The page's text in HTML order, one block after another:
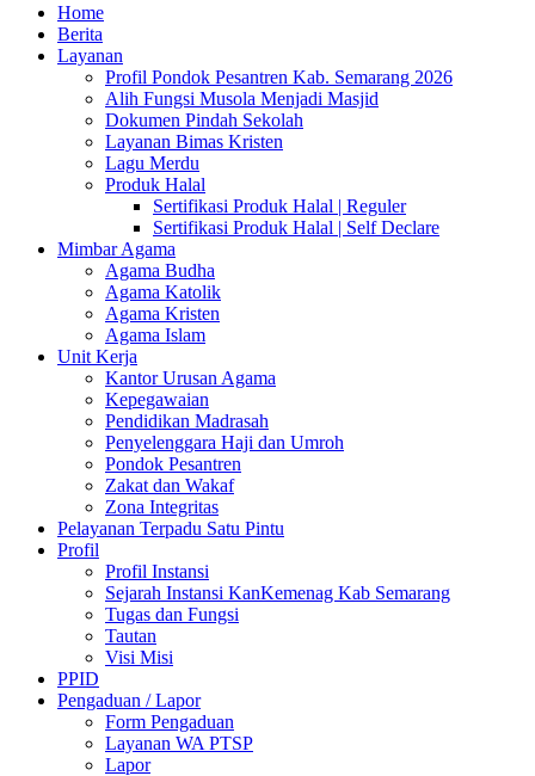
Home
Berita
Layanan
Profil Pondok Pesantren Kab. Semarang 2026
Alih Fungsi Musola Menjadi Masjid
Dokumen Pindah Sekolah
Layanan Bimas Kristen
Lagu Merdu
Produk Halal
Sertifikasi Produk Halal | Reguler
Sertifikasi Produk Halal | Self Declare
Mimbar Agama
Agama Budha
Agama Katolik
Agama Kristen
Agama Islam
Unit Kerja
Kantor Urusan Agama
Kepegawaian
Pendidikan Madrasah
Penyelenggara Haji dan Umroh
Pondok Pesantren
Zakat dan Wakaf
Zona Integritas
Pelayanan Terpadu Satu Pintu
Profil
Profil Instansi
Sejarah Instansi KanKemenag Kab Semarang
Tugas dan Fungsi
Tautan
Visi Misi
PPID
Pengaduan / Lapor
Form Pengaduan
Layanan WA PTSP
Lapor